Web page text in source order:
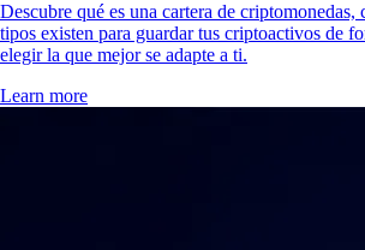
Descubre qué es una cartera de
tipos existen para guardar tus criptoactivos de
elegir la que mejor se adapte a ti.
Learn more